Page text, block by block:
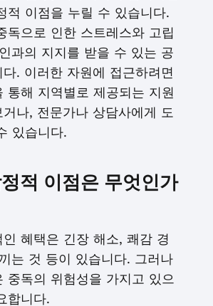
적 이점을 누릴 수 있습니다.
독으로 인한 스트레스와 고립
과의 지지를 받을 수 있는 공
. 이러한 자원에 접근하려면
통해 지역별로 제공되는 지원
거나, 전문가나 상담사에게 도
있습니다.
적 이점은 무엇인가
인 혜택은 긴장 해소, 쾌감 경
는 것 등이 있습니다. 그러나
중독의 위험성을 가지고 있으
합니다.